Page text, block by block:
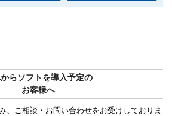
らソフトを導入予定の
お客様へ
、ご相談・お問い合わせをお受けしておりま